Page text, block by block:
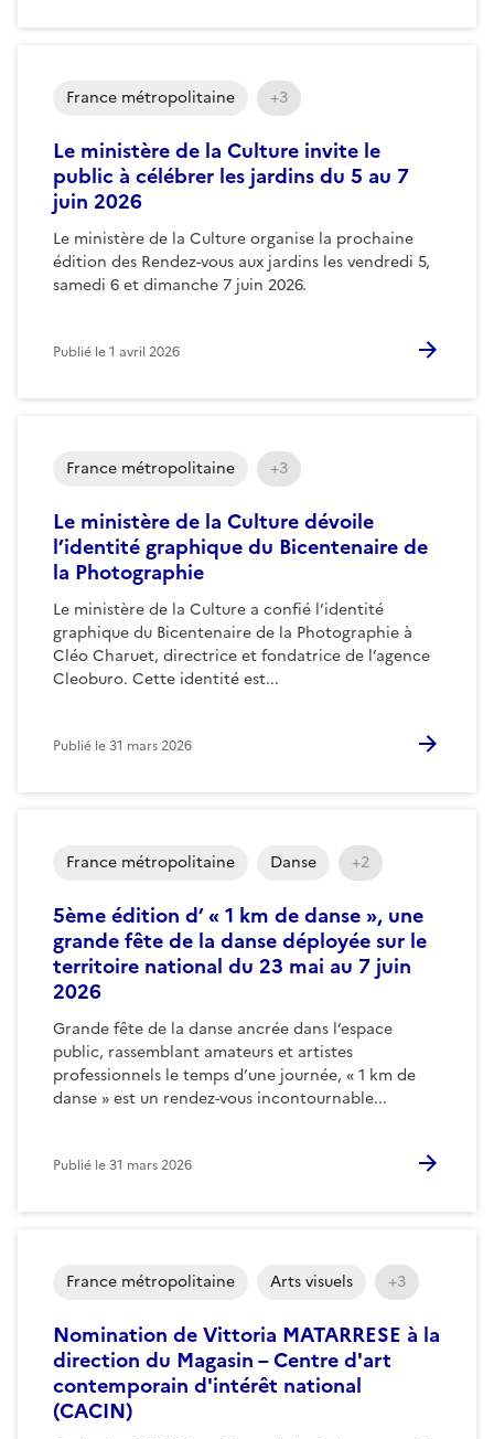
Le ministère de la Culture invite le
public à célébrer les jardins du 5 au 7
juin 2026
Le ministère de la Culture organise la prochaine
édition des Rendez-vous aux jardins les vendredi 5,
samedi 6 et dimanche 7 juin 2026.
France métropolitaine +3
Publié le1 avril 2026
Le ministère de la Culture dévoile
l’identité graphique du Bicentenaire de
la Photographie
Le ministère de la Culture a confié l’identité
graphique du Bicentenaire de la Photographie à
Cléo Charuet, directrice et fondatrice de l’agence
Cleoburo. Cette identité est...
France métropolitaine +3
Publié le31 mars 2026
5ème édition d’ « 1 km de danse », une
grande fête de la danse déployée sur le
territoire national du 23 mai au 7 juin
2026
Grande fête de la danse ancrée dans l’espace
public, rassemblant amateurs et artistes
professionnels le temps d’une journée, « 1 km de
danse » est un rendez-vous incontournable...
France métropolitaine Danse +2
Publié le31 mars 2026
Nomination de Vittoria MATARRESE à la
direction du Magasin – Centre d'art
contemporain d'intérêt national
(CACIN)
France métropolitaine Arts visuels +3